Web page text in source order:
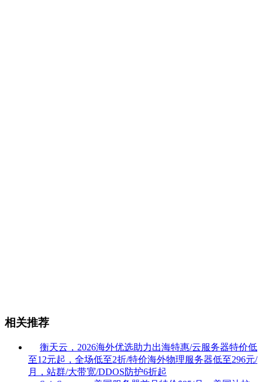
相关推荐
衡天云，2026海外优选助力出海特惠/云服务器特价低
至12元起，全场低至2折/特价海外物理服务器低至296元/
月，站群/大带宽/DDOS防护6折起